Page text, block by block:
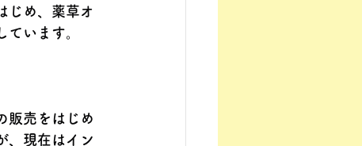
じめ、薬草オ
います。
販売をはじめ
、現在はイン